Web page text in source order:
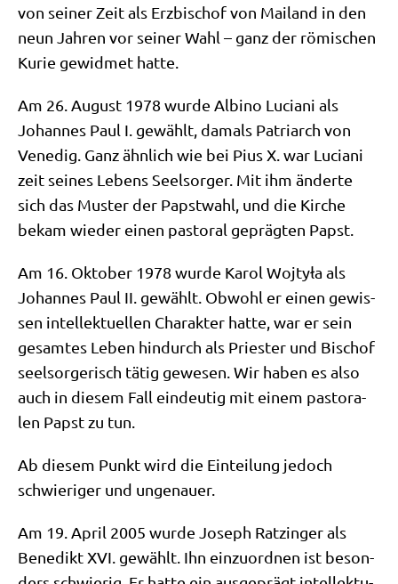
von sei­ner Zeit als Erz­bi­schof von Mai­land in den
neun Jah­ren vor sei­ner Wahl – ganz der römi­schen
Kurie gewid­met hatte.
Am 26. August 1978 wur­de Albi­no Lucia­ni als
Johan­nes Paul I. gewählt, damals Patri­arch von
Vene­dig. Ganz ähn­lich wie bei Pius X. war Lucia­ni
zeit sei­nes Lebens Seel­sor­ger. Mit ihm änder­te
sich das Muster der Papst­wahl, und die Kir­che
bekam wie­der einen pasto­ral gepräg­ten Papst.
Am 16. Okto­ber 1978 wur­de Karol Woj­ty­ła als
Johan­nes Paul II. gewählt. Obwohl er einen gewis­
sen intel­lek­tu­el­len Cha­rak­ter hat­te, war er sein
gesam­tes Leben hin­durch als Prie­ster und Bischof
seel­sor­ge­risch tätig gewe­sen. Wir haben es also
auch in die­sem Fall ein­deu­tig mit einem pasto­ra­
len Papst zu tun.
Ab die­sem Punkt wird die Ein­tei­lung jedoch
schwie­ri­ger und ungenauer.
Am 19. April 2005 wur­de Joseph Ratz­in­ger als
Bene­dikt XVI. gewählt. Ihn ein­zu­ord­nen ist beson­